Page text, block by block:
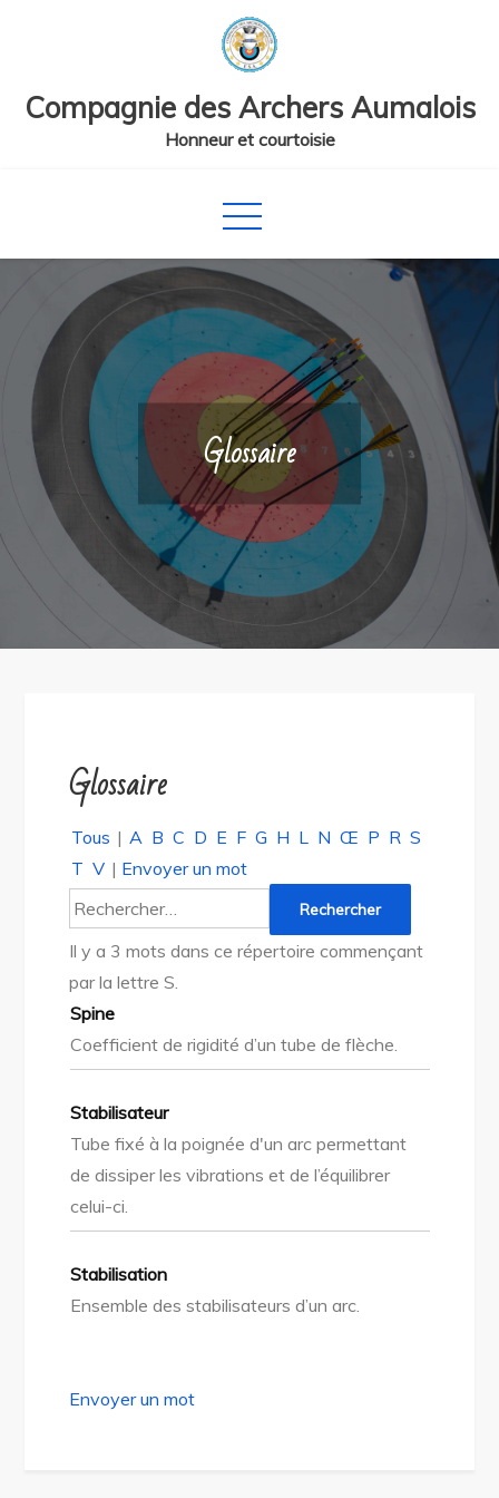
Compagnie des Archers Aumalois
Honneur et courtoisie
Glossaire
Glossaire
Tous | A B C D E F G H L N Œ P R S
T V | Envoyer un mot
Il y a 3 mots dans ce répertoire commençant
par la lettre S.
Spine
Coefficient de rigidité d’un tube de flèche.
Stabilisateur
Tube fixé à la poignée d'un arc permettant
de dissiper les vibrations et de l’équilibrer
celui-ci.
Stabilisation
Ensemble des stabilisateurs d’un arc.
Envoyer un mot